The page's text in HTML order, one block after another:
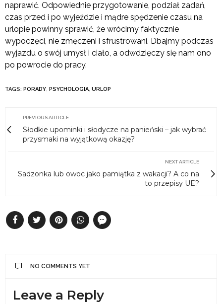
naprawić. Odpowiednie przygotowanie, podział zadań,
czas przed i po wyjeździe i mądre spędzenie czasu na
urlopie powinny sprawić, że wrócimy faktycznie
wypoczęci, nie zmęczeni i sfrustrowani. Dbajmy podczas
wyjazdu o swój umysł i ciało, a odwdzięczy się nam ono
po powrocie do pracy.
TAGS: PORADY, PSYCHOLOGIA, URLOP
PREVIOUS ARTICLE
Słodkie upominki i słodycze na panieński – jak wybrać
przysmaki na wyjątkową okazję?
NEXT ARTICLE
Sadzonka lub owoc jako pamiątka z wakacji? A co na
to przepisy UE?
NO COMMENTS YET
Leave a Reply